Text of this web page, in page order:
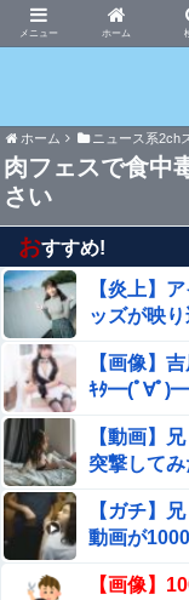
ホーム
まにゅそ
ホーム ニュース系2ch
肉フェスで食中
さい
おすすめ!
【炎上】
ッズが映
【画像】
ｷﾀ━(ﾟ∀ﾟ
【動画】
突撃してみ
【ガチ】
動画が
【画像】